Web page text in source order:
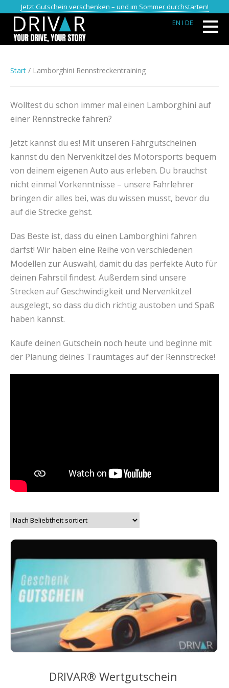
Jetzt Gutschein verschenken – und im Sommer durchstarten!
EN I DE
Start / Lamborghini Rennstreckentraining
Wolltest du schon immer mal einen Lamborghini auf
einer Rennstrecke fahren?
Jetzt kannst du es! Mit unseren Fahrgutscheinen
kannst du den Nervenkitzel des Motorsports bequem
von deinem eigenen Auto aus erleben. Du brauchst
nicht einmal Vorkenntnisse – unsere Fahrlehrer
bringen dir alles bei, was du wissen musst, bevor du
auf die Strecke gehst.
Das Beste ist, dass du einen Lamborghini fahren
darfst! Wir haben eine Reihe von verschiedenen
Modellen zur Auswahl, damit du das perfekte Auto für
deinen Fahrstil findest. Außerdem sind unsere
Strecken auf Geschwindigkeit und Nervenkitzel
ausgelegt, so dass du dich richtig austoben und Spaß
haben kannst.
Kaufe deinen Gutschein noch heute und beginne mit
der Planung deines Traumtages auf der Rennstrecke!
DRIVAR® Wertgutschein